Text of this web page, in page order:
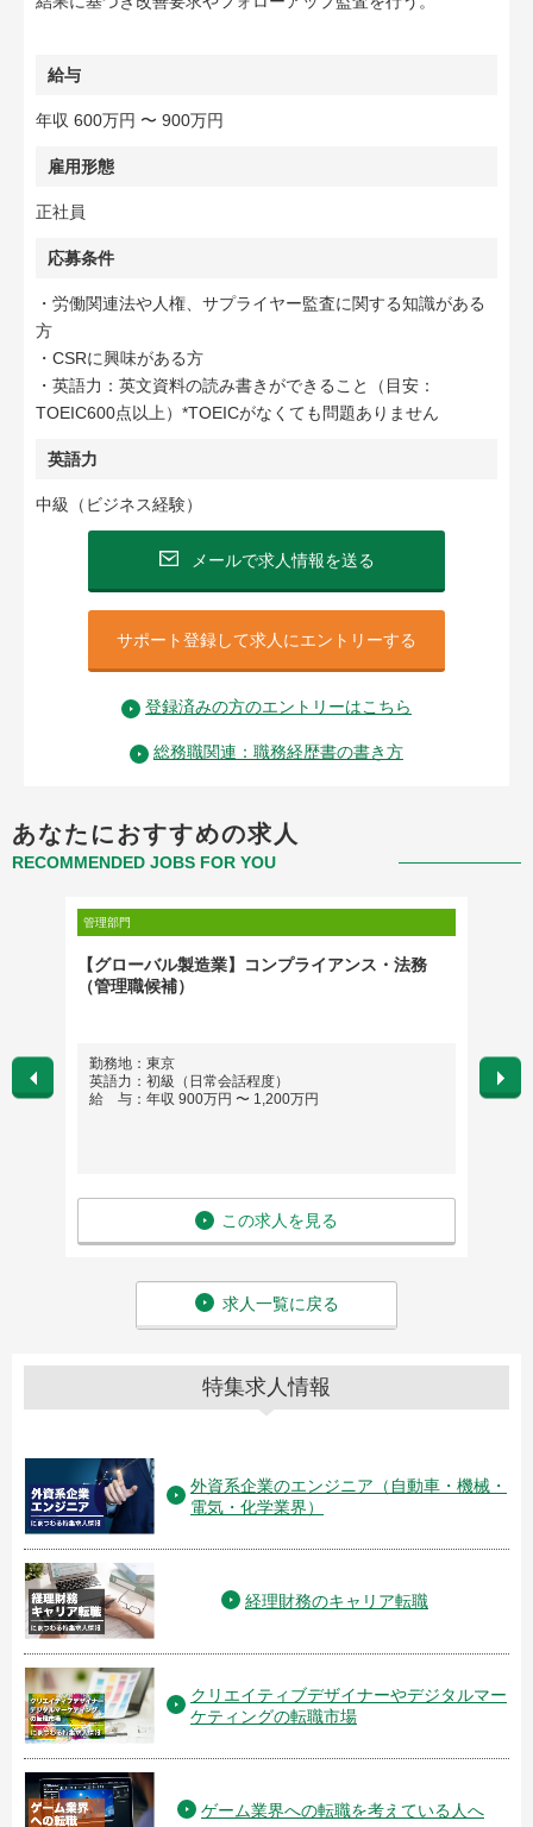
給与
年収 600万円 〜 900万円
雇用形態
正社員
応募条件
・労働関連法や人権、サプライヤー監査に関する知識がある
方
・CSRに興味がある方
・英語力：英文資料の読み書きができること（目安：
TOEIC600点以上）*TOEICがなくても問題ありません
英語力
中級（ビジネス経験）
メールで求人情報を送る
サポート登録して求人にエントリーする
登録済みの方のエントリーはこちら
総務職関連：職務経歴書の書き方
あなたにおすすめの求人
RECOMMENDED JOBS FOR YOU
管理部門
【グローバル製造業】コンプライアンス・法務
（管理職候補）
勤務地：東京
英語力：初級（日常会話程度）
給 与：年収 900万円 〜 1,200万円
この求人を見る
勤務
英語
給 与
求人一覧に戻る
特集求人情報
外資系企業のエンジニア（自動車・機械・
電気・化学業界）
経理財務のキャリア転職
クリエイティブデザイナーやデジタルマー
ケティングの転職市場
ゲーム業界への転職を考えている人へ